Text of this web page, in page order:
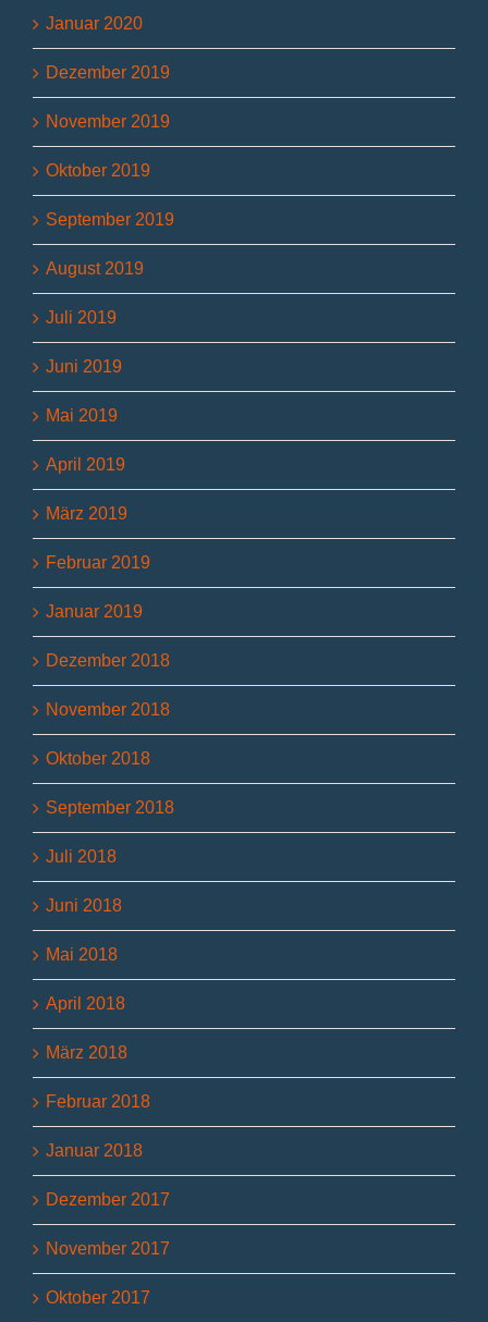
Januar 2020
Dezember 2019
November 2019
Oktober 2019
September 2019
August 2019
Juli 2019
Juni 2019
Mai 2019
April 2019
März 2019
Februar 2019
Januar 2019
Dezember 2018
November 2018
Oktober 2018
September 2018
Juli 2018
Juni 2018
Mai 2018
April 2018
März 2018
Februar 2018
Januar 2018
Dezember 2017
November 2017
Oktober 2017